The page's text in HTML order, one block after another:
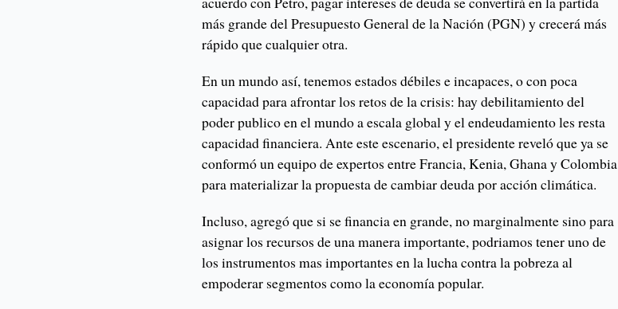
más grande del Presupuesto General de la Nación (PGN) y crecerá más
rápido que cualquier otra.
En un mundo así, tenemos estados débiles e incapaces, o con poca
capacidad para afrontar los retos de la crisis: hay debilitamiento del
poder publico en el mundo a escala global y el endeudamiento les resta
capacidad financiera. Ante este escenario, el presidente reveló que ya se
conformó un equipo de expertos entre Francia, Kenia, Ghana y Colombia
para materializar la propuesta de cambiar deuda por acción climática.
Incluso, agregó que si se financia en grande, no marginalmente sino para
asignar los recursos de una manera importante, podriamos tener uno de
los instrumentos mas importantes en la lucha contra la pobreza al
empoderar segmentos como la economía popular.